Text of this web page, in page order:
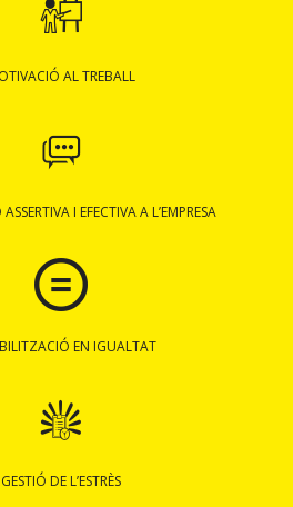
AL TREBALL
I EFECTIVA A L’EMPRESA
EN IGUALTAT
GESTIÓ DE L’ESTRÈS